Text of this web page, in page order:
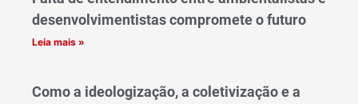
desenvolvimentistas compromete o futuro
Leia mais »
Como a ideologização, a coletivização e a